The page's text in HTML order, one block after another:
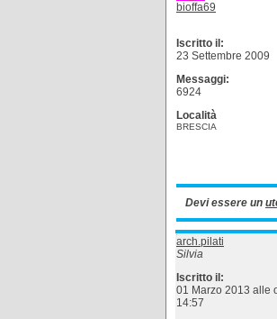
bioffa69
Iscritto il:
23 Settembre 2009
Messaggi:
6924
Località
BRESCIA
Devi essere un
arch.pilati
Silvia
Iscritto il:
01 Marzo 2013 alle
14:57